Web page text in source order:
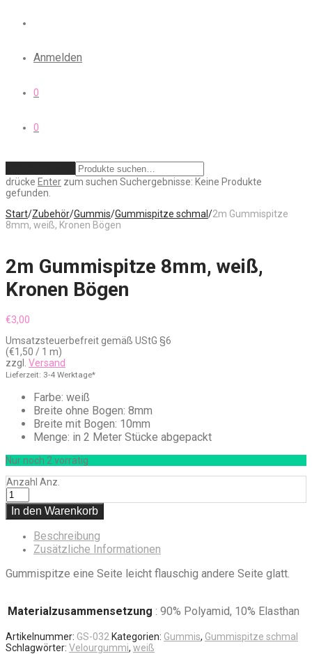
Anmelden
0
0
drücke Enter zum suchen Suchergebnisse: Keine Produkte
gefunden.
Start/Zubehör/Gummis/Gummispitze schmal /2m Gummispitze
8mm, weiß, Kronen Bögen
2m Gummispitze 8mm, weiß,
Kronen Bögen
€3,00
Umsatzsteuerbefreit gemäß UStG §6
(€1,50 / 1 m)
zzgl. Versand
Lieferzeit: 3-4 Werktage*
Farbe: weiß
Breite ohne Bogen: 8mm
Breite mit Bogen: 10mm
Menge: in 2 Meter Stücke abgepackt
Nur noch 2 vorrätig
Anzahl Anz.
In den Warenkorb
Beschreibung
Zusätzliche Informationen
Gummispitze eine Seite leicht flauschig andere Seite glatt.
Materialzusammensetzung : 90% Polyamid, 10% Elasthan
Artikelnummer: GS-032 Kategorien: Gummis, Gummispitze schmal
Schlagwörter: Velourgummi, weiß